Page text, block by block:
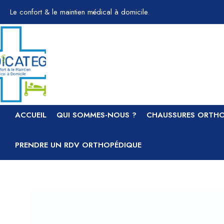
Aller
au
Le confort & le maintien médical à domicile.
ACCUEIL QUI SOMMES-NOUS ? CHAUSSURES
PRENDRE UN RDV ORTHOPÉDIQUE